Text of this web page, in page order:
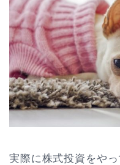
実際に株式投資をや